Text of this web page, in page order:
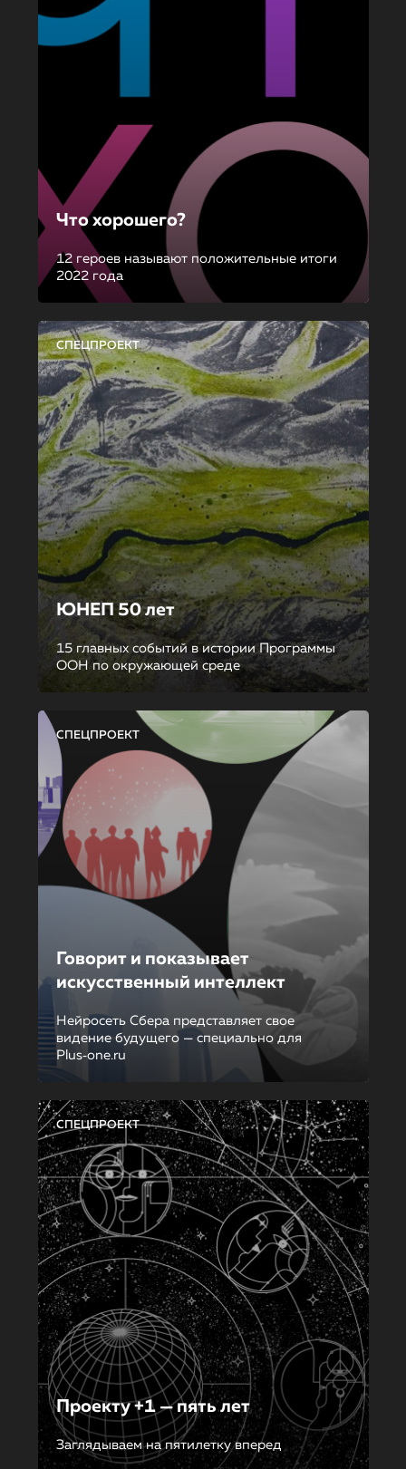
Что хорошего?
12 героев называют положительные итоги
2022 года
СПЕЦПРОЕКТ
ЮНЕП 50 лет
15 главных событий в истории Программы
ООН по окружающей среде
СПЕЦПРОЕКТ
Говорит и показывает
искусственный интеллект
Нейросеть Сбера представляет свое
видение будущего — специально для
Plus‑one.ru
СПЕЦПРОЕКТ
Проекту +1 — пять лет
Заглядываем на пятилетку вперед